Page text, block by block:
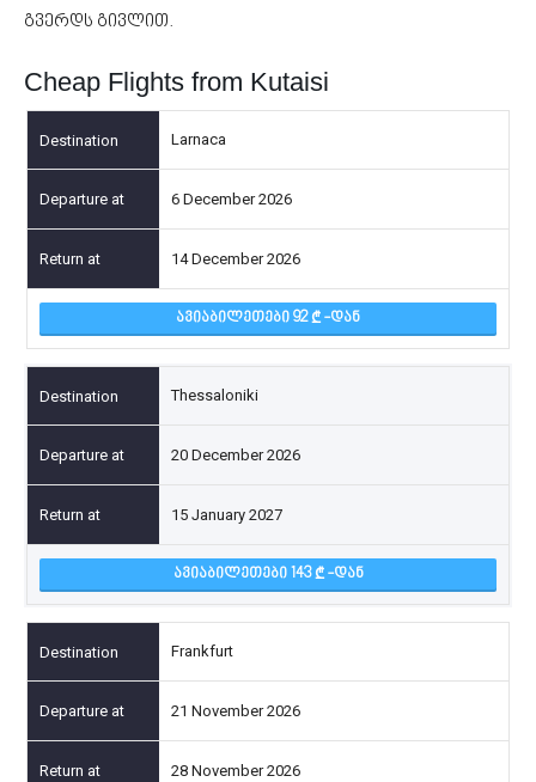
გვერდს გივლით.
Cheap Flights from Kutaisi
Larnaca
6 December 2026
14 December 2026
ᲐᲕᲘᲐᲑᲘᲚᲔᲗᲔᲑᲘ 92 -ᲓᲐᲜ
Thessaloniki
20 December 2026
15 January 2027
ᲐᲕᲘᲐᲑᲘᲚᲔᲗᲔᲑᲘ 143 -ᲓᲐᲜ
Frankfurt
21 November 2026
28 November 2026